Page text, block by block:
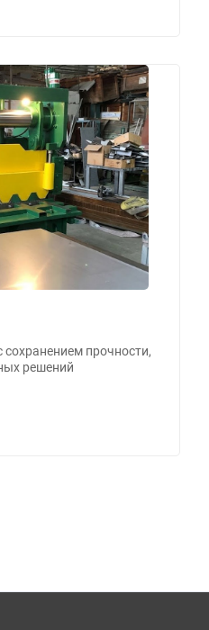
прочности,
решений